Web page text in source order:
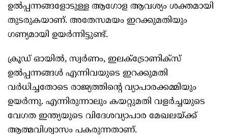
ഉൽപ്പന്നങ്ങളോടുള്ള ആഗോള ആവശ്യം ശക്തമായി
തുടരുകയാണ്. അതേസമയം ഇറക്കുമതിയും
ഗണ്യമായി ഉയർന്നിട്ടുണ്ട്.
ക്രൂഡ് ഓയിൽ, സ്വർണം, ഇലക്ട്രോണിക്സ്
ഉൽപ്പന്നങ്ങൾ എന്നിവയുടെ ഇറക്കുമതി
വർധിച്ചതോടെ രാജ്യത്തിന്റെ വ്യാപാരക്കമ്മിയും
ഉയർന്നു. എന്നിരുന്നാലും കയറ്റുമതി വളർച്ചയുടെ
വേഗത ഇന്ത്യയുടെ വിദേശവ്യാപാര മേഖലയ്ക്ക്
ആത്മവിശ്വാസം പകരുന്നതാണ്.